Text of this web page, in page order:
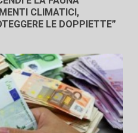
CLIMATICI,
LE DOPPIETTE”